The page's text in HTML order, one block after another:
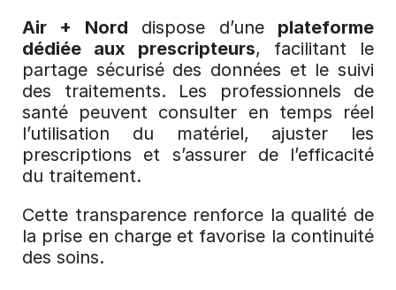
Air + Nord dispose d’une plateforme
dédiée aux prescripteurs, facilitant le
partage sécurisé des données et le suivi
des traitements. Les professionnels de
santé peuvent consulter en temps réel
l’utilisation du matériel, ajuster les
prescriptions et s’assurer de l’efficacité
du traitement.
Cette transparence renforce la qualité de
la prise en charge et favorise la continuité
des soins.